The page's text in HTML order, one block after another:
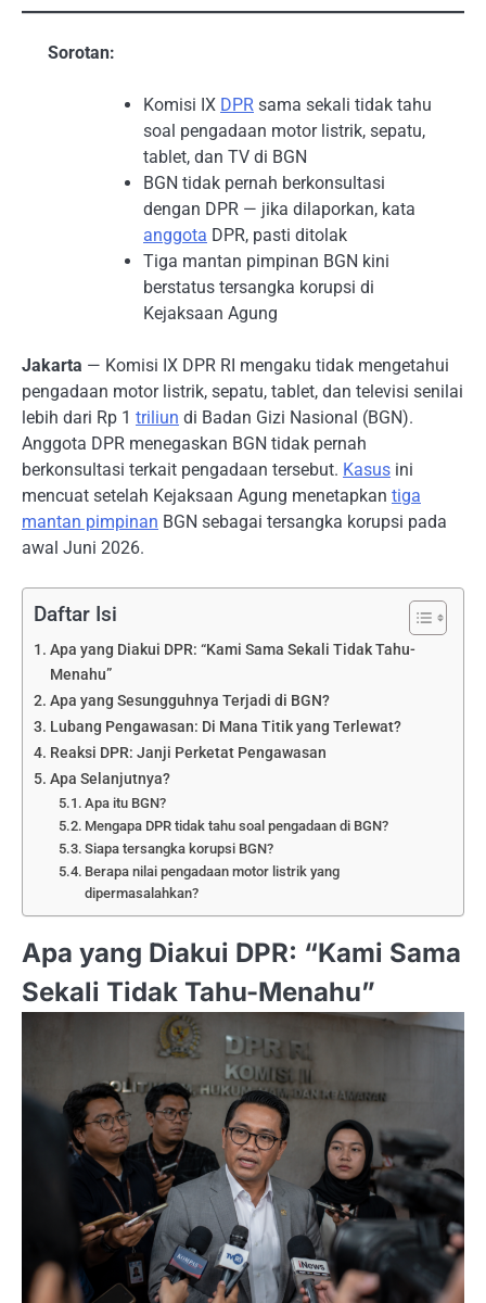
Sorotan:
Komisi IX DPR sama sekali tidak tahu
soal pengadaan motor listrik, sepatu,
tablet, dan TV di BGN
BGN tidak pernah berkonsultasi
dengan DPR — jika dilaporkan, kata
anggota DPR, pasti ditolak
Tiga mantan pimpinan BGN kini
berstatus tersangka korupsi di
Kejaksaan Agung
Jakarta — Komisi IX DPR RI mengaku tidak mengetahui
pengadaan motor listrik, sepatu, tablet, dan televisi senilai
lebih dari Rp 1 triliun di Badan Gizi Nasional (BGN).
Anggota DPR menegaskan BGN tidak pernah
berkonsultasi terkait pengadaan tersebut. Kasus ini
mencuat setelah Kejaksaan Agung menetapkan tiga
mantan pimpinan BGN sebagai tersangka korupsi pada
awal Juni 2026.
Daftar Isi
Apa yang Diakui DPR: “Kami Sama Sekali Tidak Tahu-
Menahu”
Apa yang Sesungguhnya Terjadi di BGN?
Lubang Pengawasan: Di Mana Titik yang Terlewat?
Reaksi DPR: Janji Perketat Pengawasan
Apa Selanjutnya?
Apa itu BGN?
Mengapa DPR tidak tahu soal pengadaan di BGN?
Siapa tersangka korupsi BGN?
Berapa nilai pengadaan motor listrik yang
dipermasalahkan?
Apa yang Diakui DPR: “Kami Sama
Sekali Tidak Tahu-Menahu”